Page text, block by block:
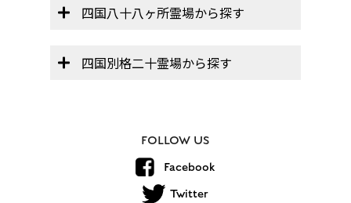
四国八十八ヶ所霊場から探す
四国別格二十霊場から探す
FOLLOW US
Facebook
Twitter